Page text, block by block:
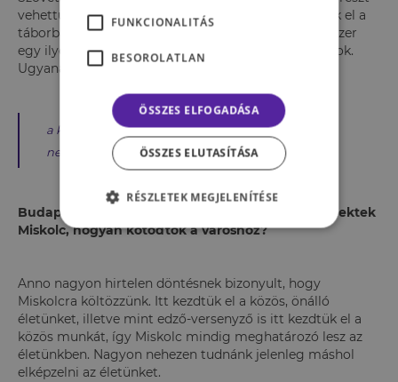
vehettünk. Kicsit több, mint egy hónapot töltöttünk el a
táborban és soha nem gondoltam volna, hogy egyszer
egy ilyen tábor izgalmasabb lesz, mint a hétköznapok.
Ugyanakkor
a karanténban töltött napoknál nem volt
nehéz izgalmasabb dolgot találni .
Budapesten születtetek mindketten. Mit jelent nektek
Miskolc, hogyan kötődtök a városhoz?
Anno nagyon hirtelen döntésnek bizonyult, hogy
Miskolcra költözzünk. Itt kezdtük el a közös, önálló
életünket, illetve mint edző-versenyző is itt kezdtük el a
közös munkát, így Miskolc mindig meghatározó lesz az
életünkben. Nagyon nehezen tudnánk jelenleg máshol
elképzelni az életünket.
FUNKCIONALITÁS
BESOROLATLAN
ÖSSZES ELFOGADÁSA
ÖSSZES ELUTASÍTÁSA
RÉSZLETEK MEGJELENÍTÉSE